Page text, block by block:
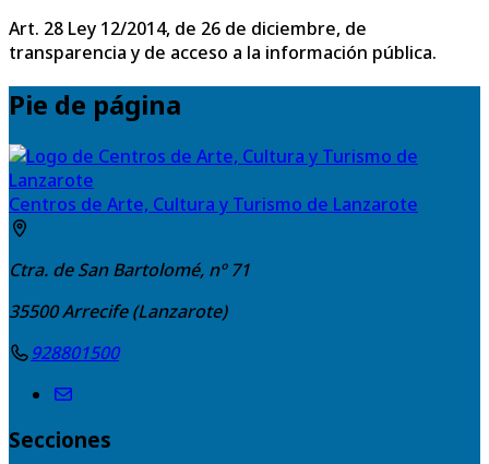
Art. 28 Ley 12/2014, de 26 de diciembre, de
transparencia y de acceso a la información pública.
Pie de página
Centros de Arte, Cultura y Turismo de Lanzarote
Ctra. de San Bartolomé, nº 71
35500Arrecife (Lanzarote)
928801500
Secciones